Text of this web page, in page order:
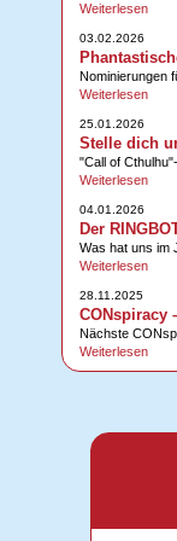
Weiterlesen
03.02.2026
Nominierungen
Weiterlesen
25.01.2026
Stelle dich
"Call of
Weiterlesen
04.01.2026
Der
Was hat uns im
Weiterlesen
28.11.2025
CONspiracy
Nächste
Weiterlesen